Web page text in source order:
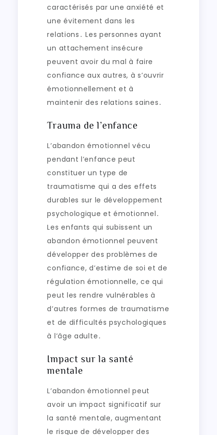
caractérisés par une anxiété et
une évitement dans les
relations․ Les personnes ayant
un attachement insécure
peuvent avoir du mal à faire
confiance aux autres, à s’ouvrir
émotionnellement et à
maintenir des relations saines․
Trauma de l’enfance
L’abandon émotionnel vécu
pendant l’enfance peut
constituer un type de
traumatisme qui a des effets
durables sur le développement
psychologique et émotionnel․
Les enfants qui subissent un
abandon émotionnel peuvent
développer des problèmes de
confiance, d’estime de soi et de
régulation émotionnelle, ce qui
peut les rendre vulnérables à
d’autres formes de traumatisme
et de difficultés psychologiques
à l’âge adulte․
Impact sur la santé
mentale
L’abandon émotionnel peut
avoir un impact significatif sur
la santé mentale, augmentant
le risque de développer des